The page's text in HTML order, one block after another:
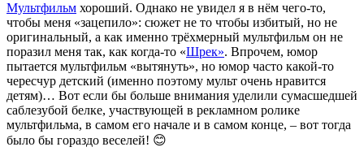
Мультфильм хороший. Однако не увидел я в нём чего-то,
чтобы меня «зацепило»: сюжет не то чтобы избитый, но не
оригинальный, а как именно трёхмерный мультфильм он не
поразил меня так, как когда-то «Шрек». Впрочем, юмор
пытается мультфильм «вытянуть», но юмор часто какой-то
чересчур детский (именно поэтому мульт очень нравится
детям)… Вот если бы больше внимания уделили сумасшедшей
саблезубой белке, участвующей в рекламном ролике
мультфильма, в самом его начале и в самом конце, – вот тогда
было бы гораздо веселей! 😊